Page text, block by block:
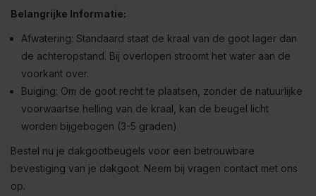
Belangrijke Informatie:
Afwatering: Standaard staat de kraal van de goot lager dan
de achteropstand. Bij overlopen stroomt het water aan de
voorkant over.
Buiging: Om de goot recht te plaatsen, zonder de natuurlijke
voorwaartse helling van de kraal, kan de beugel licht
worden bijgebogen (3-5 graden)
Bestel nu je dakgootbeugels voor een betrouwbare
bevestiging van je dakgoot. Neem bij vragen contact met ons
op.